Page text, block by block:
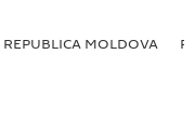
REPUBLICA MOLDOVA